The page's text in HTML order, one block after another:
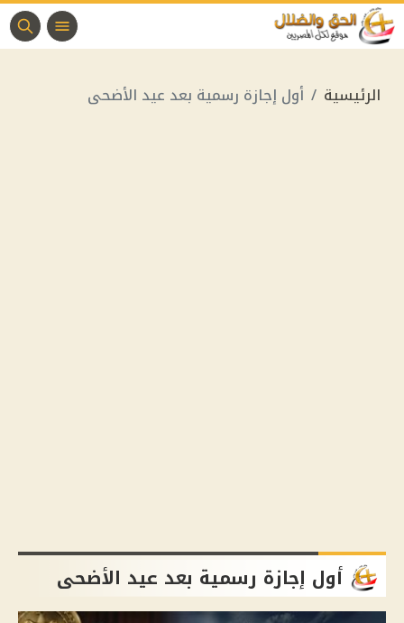
الرئيسية أول إجازة رسمية بعد عيد الأضحى
أول إجازة رسمية بعد عيد الأضحى